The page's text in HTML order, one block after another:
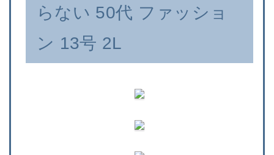
らない 50代 ファッショ
ン 13号 2L